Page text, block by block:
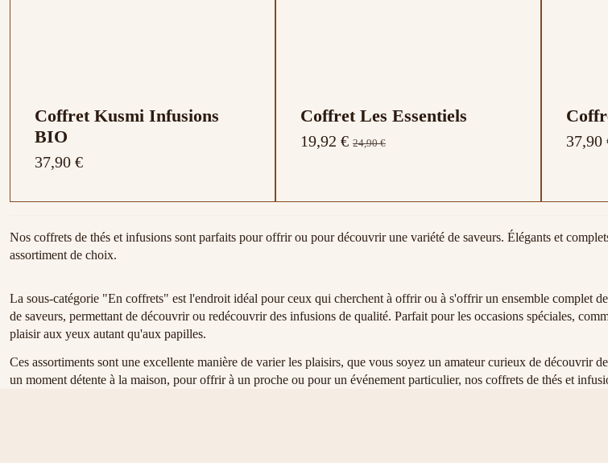
Coffret Kusmi Infusions
BIO
37,90 €
Coffret Les Essentiels
19,92 € 24,90 € 37,90
Nos coffrets de thés et infusions sont parfaits pour offrir ou pour découvrir une variété de saveurs. Élégants et
assortiment de choix.
La sous-catégorie "En coffrets" est l'endroit idéal pour ceux qui cherchent à offrir ou à s'offrir un ensemble complet
de saveurs, permettant de découvrir ou redécouvrir des infusions de qualité. Parfait pour les occasions spéciales,
plaisir aux yeux autant qu'aux papilles.
Ces assortiments sont une excellente manière de varier les plaisirs, que vous soyez un amateur curieux de découvrir
un moment détente à la maison, pour offrir à un proche ou pour un événement particulier, nos coffrets de thés et